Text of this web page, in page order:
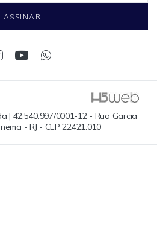
ASSINAR
| 42.540.997/0001-12 - Rua Garcia
- RJ - CEP 22421.010